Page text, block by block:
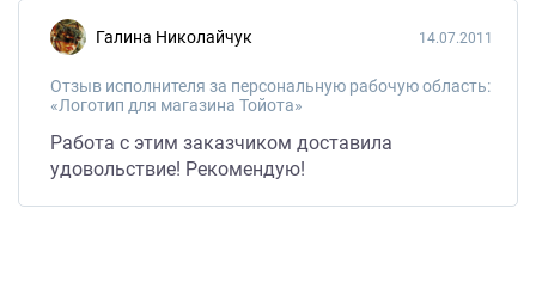
Галина Николайчук
Отзыв исполнителя за персональную рабочую область:
«Логотип для магазина Тойота»
14.07.2011
Работа с этим заказчиком доставила
удовольствие! Рекомендую!